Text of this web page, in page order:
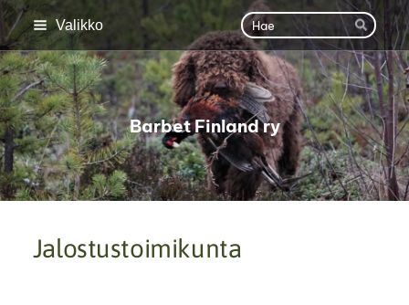
Siirry
sivun
sisältöön
Valikko Haku
Hae
Barbet Finland ry
Jalostustoimikunta